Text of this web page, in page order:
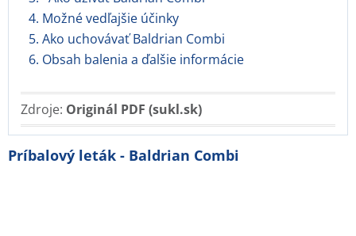
4. Možné vedľajšie účinky
5. Ako uchovávať Baldrian Combi
6. Obsah balenia a ďalšie informácie
Zdroje: Originál PDF (sukl.sk)
Príbalový leták - Baldrian Combi